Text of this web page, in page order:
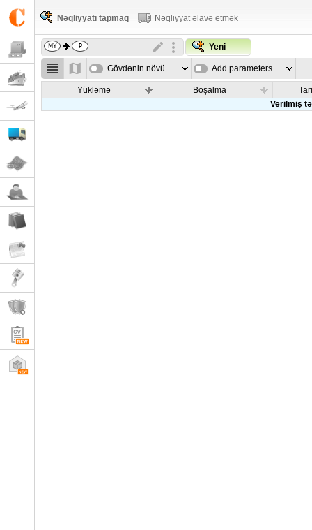
Nəqliyyatı tapmaq Nəqliyyat əlavə etmək
Yeni
Gövdənin növü Add parameters
Yükləmə Boşalma
Verilmiş